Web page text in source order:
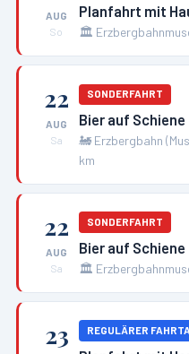
AUG
So
Planfahrt mit
🏛️
22
AUG
Sa
SONDERFAHRT
Bier auf Schiene
🚂 Erzbergbahn
km
22
AUG
Sa
SONDERFAHRT
Bier auf Schiene
🏛️
23 REGULÄRER